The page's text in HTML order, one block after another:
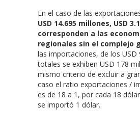
En el caso de las
USD 14.695 millones, USD
corresponden a las
regionales sin el complejo
las importaciones, de los USD
totales se exhiben USD 178
mismo criterio de excluir a
caso el ratio exportaciones /
es de 18 a 1, por cada 18
se importó 1 dólar.